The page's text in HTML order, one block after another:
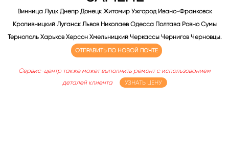
Винница Луцк Днепр Донецк Житомир Ужгород Ивано-Франковск
Кропивницкий Луганск Львов Николаев Одесса Полтава Ровно Сумы
Тернополь Харьков Херсон Хмельницкий Черкассы Чернигов Черновцы.
ОТПРАВИТЬ ПО НОВОЙ ПОЧТЕ
Сервис-центр также может выполнить ремонт с использованием
деталей клиента
УЗНАТЬ ЦЕНУ